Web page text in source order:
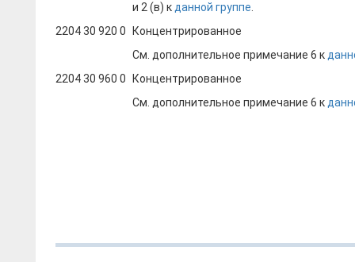
и 2 (в) к данной группе
2204 30 920 0
Концентрированное
См. дополнительное примечание 6 к
2204 30 960 0
Концентрированное
См. дополнительное примечание 6 к